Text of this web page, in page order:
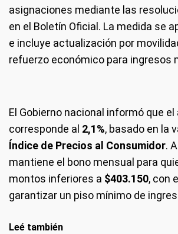
asignaciones mediante las
en el Boletín Oficial. La medida se
e incluye actualización por
refuerzo económico para ingresos
El Gobierno nacional informó que
corresponde al 2,1%, basado en la
Índice de Precios al Consumidor.
mantiene el bono mensual para
montos inferiores a $403.150, con
garantizar un piso mínimo de
Leé también